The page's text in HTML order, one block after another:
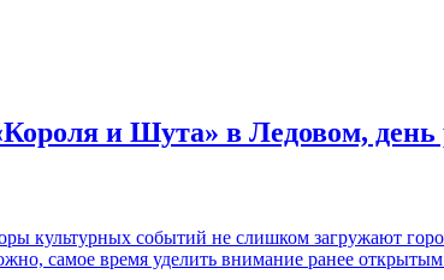
и Шута» в Ледовом,
культурных событий не слишком загружают
самое время уделить внимание ранее